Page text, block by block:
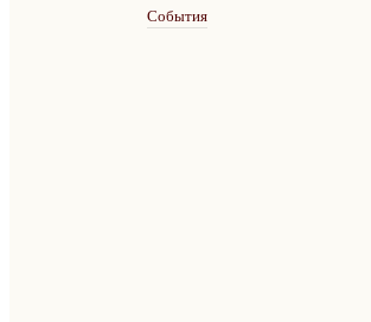
События